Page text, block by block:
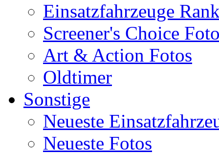
Einsatzfahrzeuge
Screener's Choice
Art & Action Fotos
Oldtimer
Sonstige
Neueste
Neueste Fotos